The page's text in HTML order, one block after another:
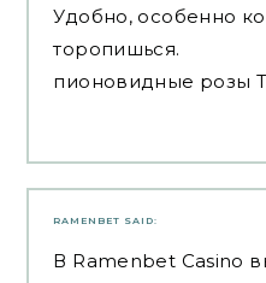
Удобно, особенно
торопишься.
пионовидные розы
RAMENBET SAID:
В Ramenbet Casino